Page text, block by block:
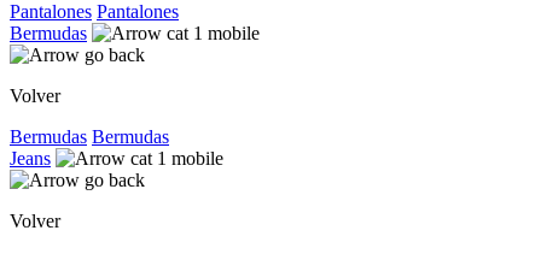
Pantalones Pantalones
Bermudas
Volver
Bermudas Bermudas
Jeans
Volver